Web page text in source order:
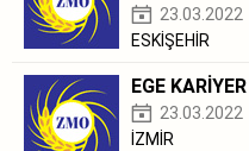
23.03.2022
ESKİŞEHİR
EGE
23.03.2022
İZMİR